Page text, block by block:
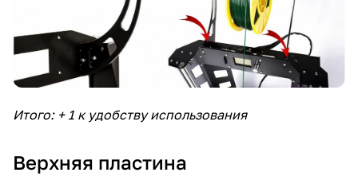
Итого: + 1 к удобству использования
Верхняя пластина